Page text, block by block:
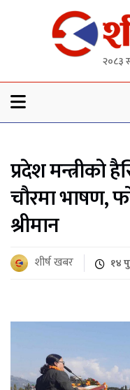
२०८३
प्रदेश मन्त्रीको
चौरमा भाषण,
श्रीमान
शीर्ष खबर १४